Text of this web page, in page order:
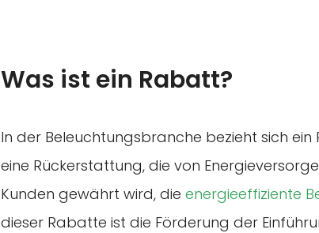
Was ist ein Rabatt?
In der Beleuchtungsbranche bezieht sich
eine Rückerstattung, die von
Kunden gewährt wird, die energieeffiziente
dieser Rabatte ist die Förderung der